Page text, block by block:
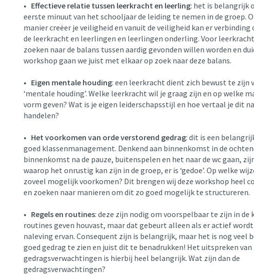
• Effectieve relatie tussen leerkracht en leerling: het is belangrijk
eerste minuut van het schooljaar de leiding te nemen in de groep.
manier creëer je veiligheid en vanuit de veiligheid kan er
de leerkracht en leerlingen en leerlingen onderling. Voor
zoeken naar de balans tussen aardig gevonden willen worden en
workshop gaan we juist met elkaar op zoek naar deze balans.
• Eigen mentale houding: een leerkracht dient zich bewust te zijn
‘mentale houding’. Welke leerkracht wil je graag zijn en op welke
vorm geven? Wat is je eigen leiderschapsstijl en hoe vertaal je dit
handelen?
• Het voorkomen van orde verstorend gedrag: dit is een
goed klassenmanagement. Denkend aan binnenkomst in de
binnenkomst na de pauze, buitenspelen en het naar de wc gaan,
waarop het onrustig kan zijn in de groep, er is ‘gedoe’. Op welke
zoveel mogelijk voorkomen? Dit brengen wij deze workshop heel
en zoeken naar manieren om dit zo goed mogelijk te structureren.
• Regels en routines: deze zijn nodig om voorspelbaar te zijn in de
routines geven houvast, maar dat gebeurt alleen als er actief
naleving ervan. Consequent zijn is belangrijk, maar het is nog veel
goed gedrag te zien en juist dit te benadrukken! Het uitspreken van
gedragsverwachtingen is hierbij heel belangrijk. Wat zijn dan de
gedragsverwachtingen?